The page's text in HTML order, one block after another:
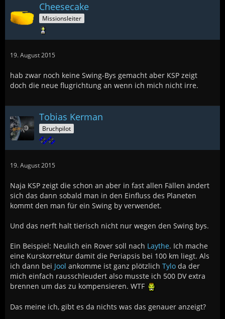
Cheesecake
Missionsleiter
19. August 2015
hab zwar noch keine Swing-Bys gemacht aber KSP zeigt
doch die neue flugrichtung an wenn ich mich nicht irre.
Tobias Kerman
Bruchpilot
19. August 2015
Naja KSP zeigt die schon an aber in fast allen Fällen ändert
sich das dann sobald man in den Einfluss des Planeten
kommt den man für ein Swing by verwendet.
Und das nerft halt tierisch nicht nur wegen den Swing bys.
Ein Beispiel: Neulich ein Rover soll nach Laythe. Ich mache
eine Kurskorrektur damit die Periapsis bei 100 km liegt. Als
ich dann bei Jool ankomme ist ganz plötzlich Tylo da der
mich einfach rausschleudert also musste ich 500 DV extra
brennen um das zu kompensieren. WTF
Das meine ich, gibt es da nichts was das genauer anzeigt?